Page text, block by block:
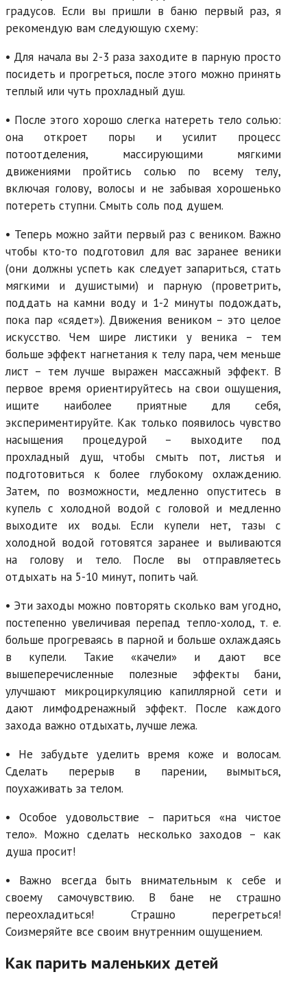
градусов. Если вы пришли в баню первый раз, я
рекомендую вам следующую схему:
• Для начала вы 2-3 раза заходите в парную просто
посидеть и прогреться, после этого можно принять
теплый или чуть прохладный душ.
• После этого хорошо слегка натереть тело солью:
она откроет поры и усилит процесс
потоотделения, массирующими мягкими
движениями пройтись солью по всему телу,
включая голову, волосы и не забывая хорошенько
потереть ступни. Смыть соль под душем.
• Теперь можно зайти первый раз с веником. Важно
чтобы кто-то подготовил для вас заранее веники
(они должны успеть как следует запариться, стать
мягкими и душистыми) и парную (проветрить,
поддать на камни воду и 1-2 минуты подождать,
пока пар «сядет»). Движения веником – это целое
искусство. Чем шире листики у веника – тем
больше эффект нагнетания к телу пара, чем меньше
лист – тем лучше выражен массажный эффект. В
первое время ориентируйтесь на свои ощущения,
ищите наиболее приятные для себя,
экспериментируйте. Как только появилось чувство
насыщения процедурой – выходите под
прохладный душ, чтобы смыть пот, листья и
подготовиться к более глубокому охлаждению.
Затем, по возможности, медленно опуститесь в
купель с холодной водой с головой и медленно
выходите их воды. Если купели нет, тазы с
холодной водой готовятся заранее и выливаются
на голову и тело. После вы отправляетесь
отдыхать на 5-10 минут, попить чай.
• Эти заходы можно повторять сколько вам угодно,
постепенно увеличивая перепад тепло-холод, т. е.
больше прогреваясь в парной и больше охлаждаясь
в купели. Такие «качели» и дают все
вышеперечисленные полезные эффекты бани,
улучшают микроциркуляцию капиллярной сети и
дают лимфодренажный эффект. После каждого
захода важно отдыхать, лучше лежа.
• Не забудьте уделить время коже и волосам.
Сделать перерыв в парении, вымыться,
поухаживать за телом.
• Особое удовольствие – париться «на чистое
тело». Можно сделать несколько заходов – как
душа просит!
• Важно всегда быть внимательным к себе и
своему самочувствию. В бане не страшно
переохладиться! Страшно перегреться!
Соизмеряйте все своим внутренним ощущением.
Как парить маленьких детей